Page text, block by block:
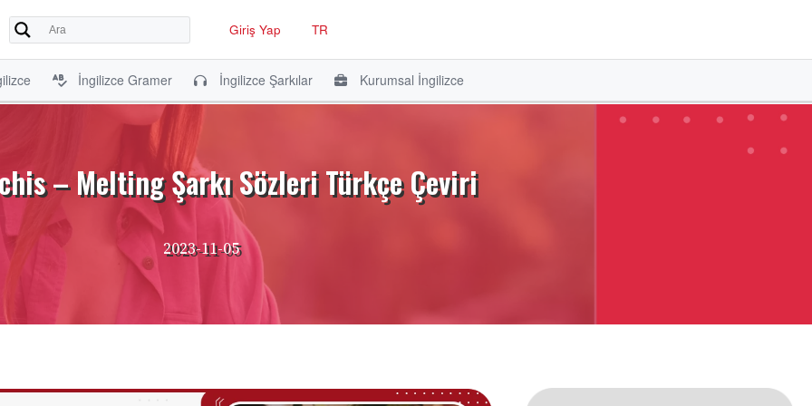
Giriş Yap TR
İngilizce Gramer İngilizce Şarkılar Kurumsal İngilizce
– Melting Şarkı Sözleri Türkçe Çeviri
2023-11-05